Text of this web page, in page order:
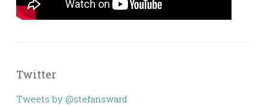
Twitter
Tweets by @stefansward